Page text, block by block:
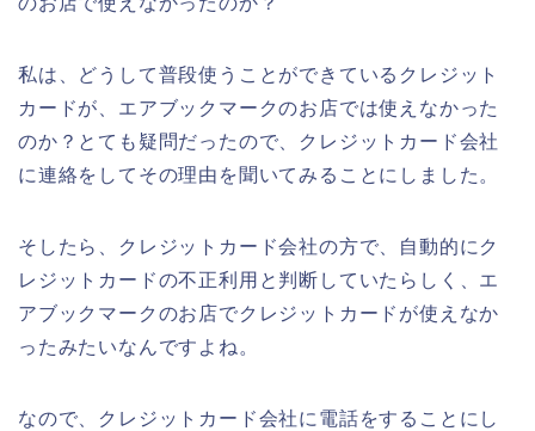
私は、どうして普段使うことができているクレジット
カードが、エアブックマークのお店では使えなかった
のか？とても疑問だったので、クレジットカード会社
に連絡をしてその理由を聞いてみることにしました。
そしたら、クレジットカード会社の方で、自動的にク
レジットカードの不正利用と判断していたらしく、エ
アブックマークのお店でクレジットカードが使えなか
ったみたいなんですよね。
なので、クレジットカード会社に電話をすることにし